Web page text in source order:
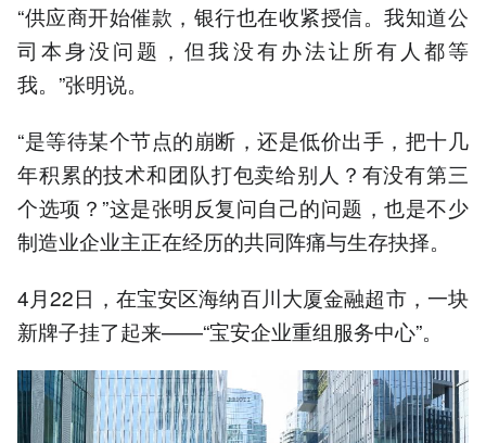
“供应商开始催款，银行也在收紧授信。我知道公
司本身没问题，但我没有办法让所有人都等
我。”张明说。
“是等待某个节点的崩断，还是低价出手，把十几
年积累的技术和团队打包卖给别人？有没有第三
个选项？”这是张明反复问自己的问题，也是不少
制造业企业主正在经历的共同阵痛与生存抉择。
4月22日，在宝安区海纳百川大厦金融超市，一块
新牌子挂了起来——“宝安企业重组服务中心”。